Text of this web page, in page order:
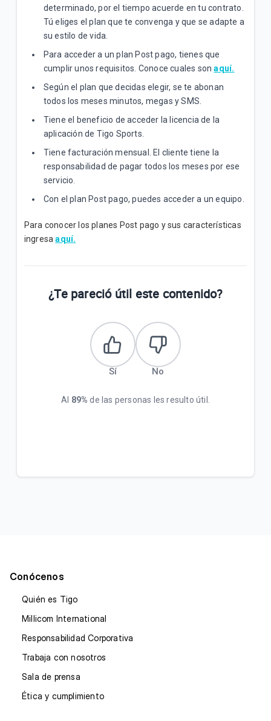
determinado, por el tiempo acuerde en tu contrato.
Tú eliges el plan que te convenga y que se adapte a
su estilo de vida.
Para acceder a un plan Post pago, tienes que
cumplir unos requisitos. Conoce cuales sonaquí.
Según el plan que decidas elegir, se te abonan
todos los meses minutos, megas y SMS.
Tiene el beneficio de acceder la licencia de la
aplicación de Tigo Sports.
Tiene facturación mensual. El cliente tiene la
responsabilidad de pagar todos los meses por ese
servicio.
Con el plan Post pago, puedes acceder a un equipo.
Para conocer los planes Post pago y sus características
ingresaaquí.
¿Te pareció útil este contenido?
Sí No
Al 89% de las personas les resulto útil.
Conócenos
Quién es Tigo
Millicom International
Responsabilidad Corporativa
Trabaja con nosotros
Sala de prensa
Ética y cumplimiento